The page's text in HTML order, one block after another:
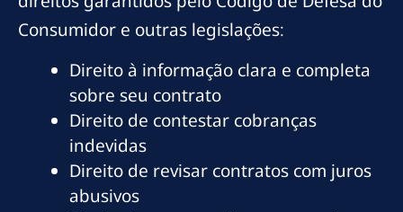
Consumidor e outras legislações:
Direito à informação clara e completa
sobre seu contrato
Direito de contestar cobranças
indevidas
Direito de revisar contratos com juros
abusivos